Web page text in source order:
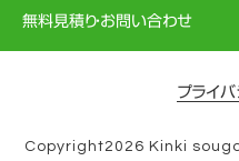
無料見積り・お問い合わせ
プライバ
Copyright2026 Kinki